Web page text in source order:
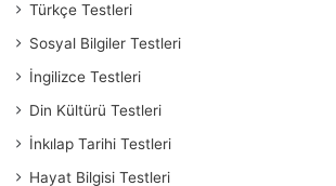
Türkçe Testleri
Sosyal Bilgiler Testleri
İngilizce Testleri
Din Kültürü Testleri
İnkılap Tarihi Testleri
Hayat Bilgisi Testleri